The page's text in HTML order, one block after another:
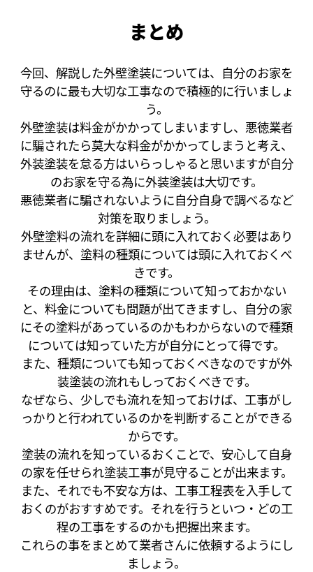
まとめ
今回、解説した外壁塗装については、自分のお家を
守るのに最も大切な工事なので積極的に行いましょ
う。
外壁塗装は料金がかかってしまいますし、悪徳業者
に騙されたら莫大な料金がかかってしまうと考え、
外装塗装を怠る方はいらっしゃると思いますが自分
のお家を守る為に外装塗装は大切です。
悪徳業者に騙されないように自分自身で調べるなど
対策を取りましょう。
外壁塗料の流れを詳細に頭に入れておく必要はあり
ませんが、塗料の種類については頭に入れておくべ
きです。
その理由は、塗料の種類について知っておかない
と、料金についても問題が出てきますし、自分の家
にその塗料があっているのかもわからないので種類
については知っていた方が自分にとって得です。
また、種類についても知っておくべきなのですが外
装塗装の流れもしっておくべきです。
なぜなら、少しでも流れを知っておけば、工事がし
っかりと行われているのかを判断することができる
からです。
塗装の流れを知っているおくことで、安心して自身
の家を任せられ塗装工事が見守ることが出来ます。
また、それでも不安な方は、工事工程表を入手して
おくのがおすすめです。それを行うといつ・どの工
程の工事をするのかも把握出来ます。
これらの事をまとめて業者さんに依頼するようにし
ましょう。